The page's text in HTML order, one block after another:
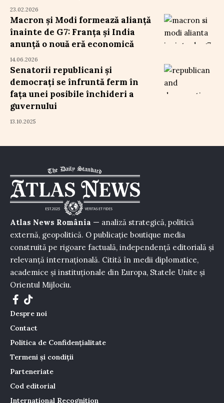
23.02.2026
Macron și Modi formează alianță
înainte de G7: Franța și India
anunță o nouă eră economică
14.06.2026
Senatorii republicani și
democrați se înfruntă ferm în
fața unei posibile închideri a
guvernului
13.10.2025
Atlas News România — analiză strategică, politică
externă, geopolitică. O publicație boutique media
construită pe rigoare factuală, independență editorială și
relevanță internațională. Citită în medii diplomatice,
academice și instituționale din Europa, Statele Unite și
Orientul Mijlociu.
Despre noi
Contact
Politica de Confidențialitate
Termeni și condiții
Parteneriate
Cod editorial
International Recognition